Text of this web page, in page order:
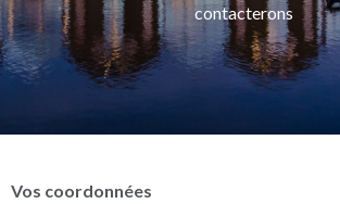
contacterons
Vos coordonnées